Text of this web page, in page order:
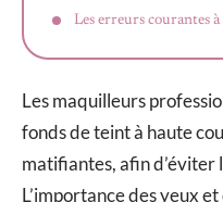
Les erreurs courantes
Les maquilleurs
fonds de teint à haute
matifiantes, afin d’éviter
L’importance des yeux